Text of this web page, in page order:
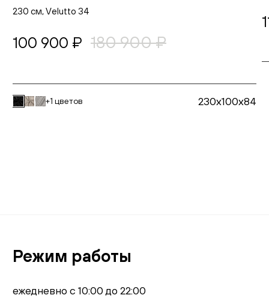
230 см, Velutto 34
100 900 ₽ 180 900 ₽
+1 цветов
230x100x84
Режим работы
ежедневно с 10:00 до 22:00